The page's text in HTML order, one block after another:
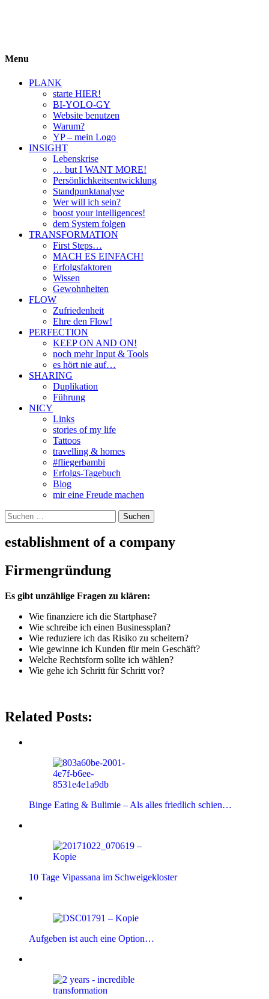
Menu
PLANK
starte HIER!
BI-YOLO-GY
Website benutzen
Warum?
YP – mein Logo
INSIGHT
Lebenskrise
… but I WANT MORE!
Persönlichkeitsentwicklung
Standpunktanalyse
Wer will ich sein?
boost your intelligences!
dem System folgen
TRANSFORMATION
First Steps…
MACH ES EINFACH!
Erfolgsfaktoren
Wissen
Gewohnheiten
FLOW
Zufriedenheit
Ehre den Flow!
PERFECTION
KEEP ON AND ON!
noch mehr Input & Tools
es hört nie auf…
SHARING
Duplikation
Führung
NICY
Links
stories of my life
Tattoos
travelling & homes
#fliegerbambi
Erfolgs-Tagebuch
Blog
mir eine Freude machen
Suchen
nach:
establishment of a company
Firmengründung
Es gibt unzählige Fragen zu klären:
Wie finanziere ich die Startphase?
Wie schreibe ich einen Businessplan?
Wie reduziere ich das Risiko zu scheitern?
Wie gewinne ich Kunden für mein Geschäft?
Welche Rechtsform sollte ich wählen?
Wie gehe ich Schritt für Schritt vor?
Related Posts:
Binge Eating & Bulimie – Als alles friedlich schien…
10 Tage Vipassana im Schweigekloster
Aufgeben ist auch eine Option…